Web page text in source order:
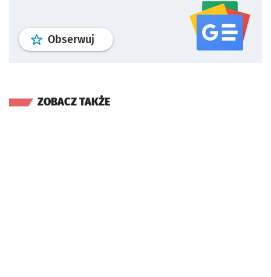
Obserwuj profil serwisu
ZOBACZ TAKŻE